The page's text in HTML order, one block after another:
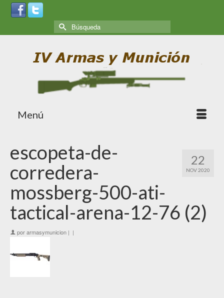
Menú
22
NOV 2020
escopeta-de-
corredera-
mossberg-500-ati-
tactical-arena-12-76 (2)
porarmasymunicion | |